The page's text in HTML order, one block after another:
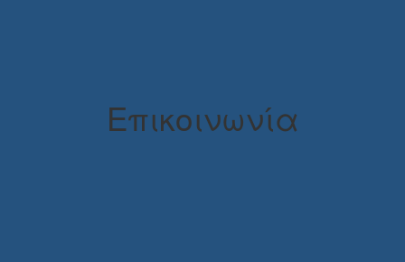
Επικοινωνία